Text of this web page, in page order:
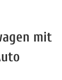
mit